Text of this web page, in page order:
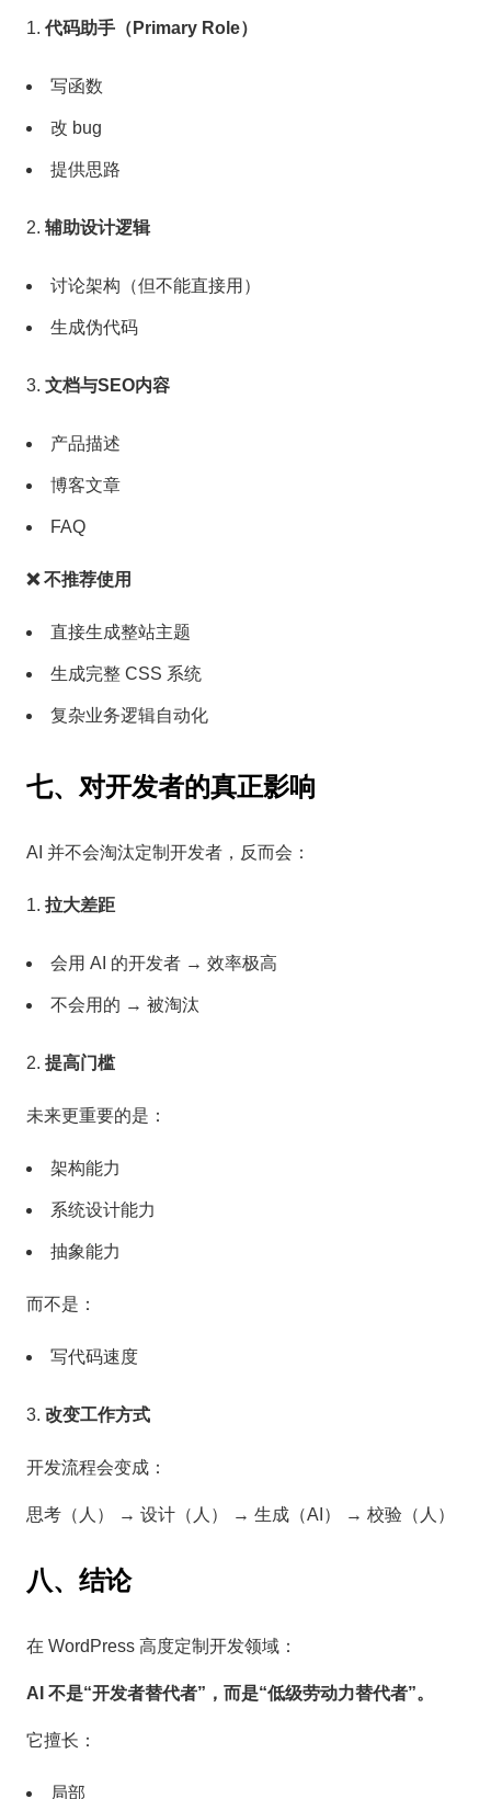
代码助手（Primary Role）
写函数
改 bug
提供思路
辅助设计逻辑
讨论架构（但不能直接用）
生成伪代码
文档与SEO内容
产品描述
博客文章
FAQ
❌ 不推荐使用
直接生成整站主题
生成完整 CSS 系统
复杂业务逻辑自动化
七、对开发者的真正影响
AI 并不会淘汰定制开发者，反而会：
拉大差距
会用 AI 的开发者 → 效率极高
不会用的 → 被淘汰
提高门槛
未来更重要的是：
架构能力
系统设计能力
抽象能力
而不是：
写代码速度
改变工作方式
开发流程会变成：
思考（人） → 设计（人） → 生成（AI） → 校验（人）
八、结论
在 WordPress 高度定制开发领域：
AI 不是“开发者替代者”，而是“低级劳动力替代者”。
它擅长：
局部